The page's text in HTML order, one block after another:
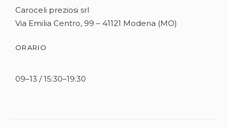
Caroceli preziosi srl
Via Emilia Centro, 99 – 41121 Modena (MO)
ORARIO
09–13 / 15:30–19:30